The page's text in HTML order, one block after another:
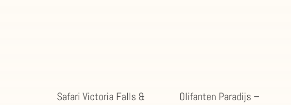
Safari Victoria Falls &
Olifanten Paradijs –